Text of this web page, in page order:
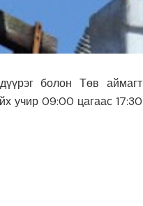
болон Төв аймагт
учир 09:00 цагаас 17:30